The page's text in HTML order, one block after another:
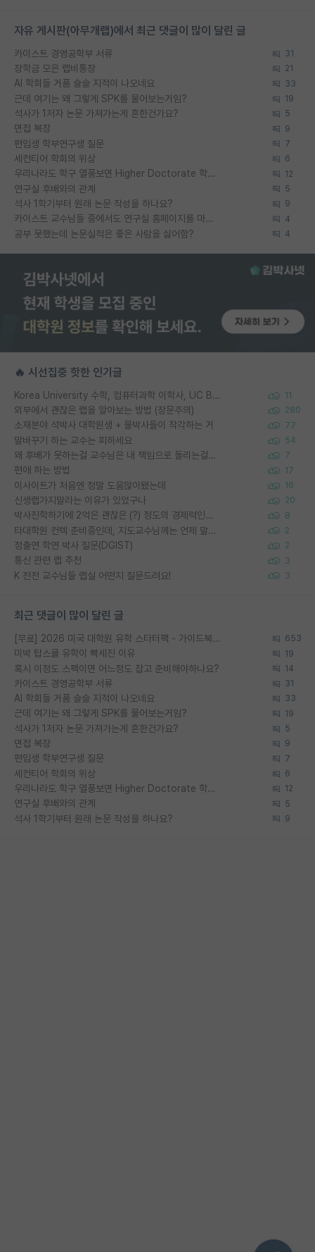
자유 게시판(아무개랩)에서 최근 댓글이 많이 달린 글
카이스트 경영공학부 서류 31
장학금 모은 랩비통장 21
AI 학회들 거품 슬슬 지적이 나오네요 33
근데 여기는 왜 그렇게 SPK를 물어보는거임? 19
석사가 1저자 논문 가져가는게 흔한건가요? 5
면접 복장 9
편입생 학부연구생 질문 7
세컨티어 학회의 위상 6
우리나라도 학구 열풍보면 Higher Doctorate 학위가 필요하다고 봅니다. 12
연구실 후배와의 관계 5
석사 1학기부터 원래 논문 작성을 하나요? 9
카이스트 교수님들 중에서도 연구실 홈페이지를 마련 안 하신 분들이 계시던데 4
공부 못했는데 논문실적은 좋은 사람을 싫어함? 4
🔥 시선집중 핫한 인기글
Korea University 수학, 컴퓨터과학 이학사, UC Berkeley 산업공학 대학원 공학박사가 되는 것은 쉽지 않겠죠? 11
외부에서 괜찮은 랩을 알아보는 방법 (장문주의) 280
소재분야 석박사 대학원생 + 물박사들이 착각하는 거 77
말바꾸기 하는 교수는 피하세요 54
왜 후배가 못하는걸 교수님은 내 책임으로 돌리는걸까요? 7
편애 하는 방법 17
이사이트가 처음엔 정말 도움많이됐는데 16
신생랩가지말라는 이유가 있었구나 20
박사진학하기에 2억은 괜찮은 (?) 정도의 경제력인가요 8
타대학원 컨텍 준비중인데, 지도교수님께는 언제 말씀드려야 할까요? 2
정출연 학연 박사 질문(DGIST) 2
통신 관련 랩 추천 3
K 전전 교수님들 랩실 어떤지 질문드려요! 3
최근 댓글이 많이 달린 글
[무료] 2026 미국 대학원 유학 스타터팩 - 가이드북 & 합격자 컨택메일 템플릿 653
미박 탑스쿨 유학이 빡세진 이유 19
혹시 이정도 스펙이면 어느정도 잡고 준비해야하나요? 14
카이스트 경영공학부 서류 31
AI 학회들 거품 슬슬 지적이 나오네요 33
근데 여기는 왜 그렇게 SPK를 물어보는거임? 19
석사가 1저자 논문 가져가는게 흔한건가요? 5
면접 복장 9
편입생 학부연구생 질문 7
세컨티어 학회의 위상 6
우리나라도 학구 열풍보면 Higher Doctorate 학위가 필요하다고 봅니다. 12
연구실 후배와의 관계 5
석사 1학기부터 원래 논문 작성을 하나요? 9